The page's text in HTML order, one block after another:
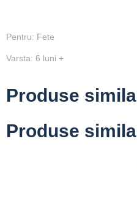
Pentru: Fete
Varsta: 6 luni +
Produse
Produse